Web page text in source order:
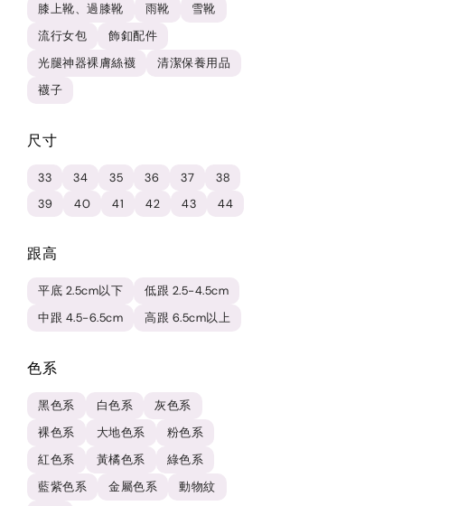
膝上靴、過膝靴
雨靴
雪靴
流行女包
飾釦配件
光腿神器裸膚絲襪
清潔保養用品
襪子
尺寸
33 34 35 36 37
38
39
40 41 42 43 44
跟高
平底 2.5cm以下
低跟 2.5-4.5cm
中跟 4.5-6.5cm
高跟 6.5cm以上
色系
黑色系 白色系
灰色系
裸色系
大地色系
粉色系
紅色系
黃橘色系
綠色系
藍紫色系
金屬色系 動物紋